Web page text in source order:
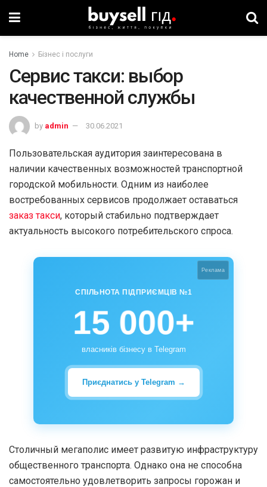
Home Бізнес і послуги
Сервис такси: выбор
качественной службы
by admin 30.06.2021
Пользовательская аудитория заинтересована в
наличии качественных возможностей транспортной
городской мобильности. Одним из наиболее
востребованных сервисов продолжает оставаться
заказ такси, который стабильно подтверждает
актуальность высокого потребительского спроса.
Реклама
СПІЛЬНОТА ПІДПРИЄМЦІВ №1
15 000+
власників бізнесу в Telegram
Приєднатись у Telegram →
Столичный мегаполис имеет развитую инфраструктуру
общественного транспорта. Однако она не способна
самостоятельно удовлетворить запросы горожан и